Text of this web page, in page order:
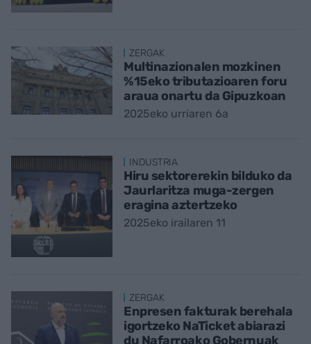
ZERGAK
Multinazionalen mozkinen
%15eko tributazioaren foru
araua onartu da Gipuzkoan
2025eko urriaren 6a
INDUSTRIA
Hiru sektorerekin bilduko da
Jaurlaritza muga-zergen
eragina aztertzeko
2025eko irailaren 11
ZERGAK
Enpresen fakturak berehala
igortzeko NaTicket abiarazi
du Nafarroako Gobernuak